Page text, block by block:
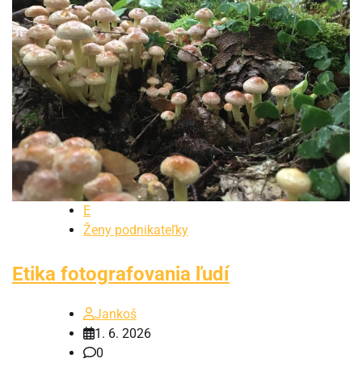
E
Ženy podnikateľky
Etika fotografovania ľudí
Jankoš
1. 6. 2026
0